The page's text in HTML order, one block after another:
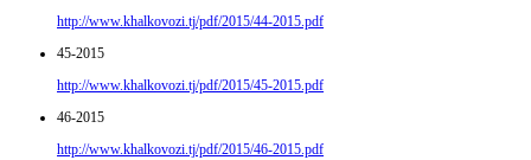
http://www.khalkovozi.tj/pdf/2015/44-2015.pdf
45-2015
http://www.khalkovozi.tj/pdf/2015/45-2015.pdf
46-2015
http://www.khalkovozi.tj/pdf/2015/46-2015.pdf